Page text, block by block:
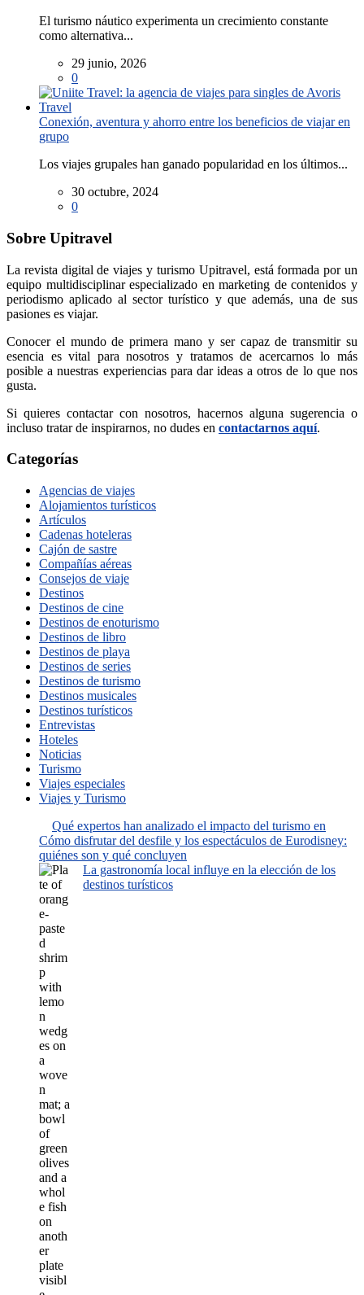
El turismo náutico experimenta un crecimiento constante
como alternativa...
29 junio, 2026
0
Conexión, aventura y ahorro entre los beneficios de viajar en
grupo
Los viajes grupales han ganado popularidad en los últimos...
30 octubre, 2024
0
Sobre Upitravel
La revista digital de viajes y turismo Upitravel, está formada por un
equipo multidisciplinar especializado en marketing de contenidos y
periodismo aplicado al sector turístico y que además, una de sus
pasiones es viajar.
Conocer el mundo de primera mano y ser capaz de transmitir su
esencia es vital para nosotros y tratamos de acercarnos lo más
posible a nuestras experiencias para dar ideas a otros de lo que nos
gusta.
Si quieres contactar con nosotros, hacernos alguna sugerencia o
incluso tratar de inspirarnos, no dudes en contactarnos aquí.
Categorías
Agencias de viajes
Alojamientos turísticos
Artículos
Cadenas hoteleras
Cajón de sastre
Compañías aéreas
Consejos de viaje
Destinos
Destinos de cine
Destinos de enoturismo
Destinos de libro
Destinos de playa
Destinos de series
Destinos de turismo
Destinos musicales
Destinos turísticos
Entrevistas
Hoteles
Noticias
Turismo
Viajes especiales
Viajes y Turismo
Qué expertos han analizado el impacto del turismo en
Cómo disfrutar del desfile y los espectáculos de Eurodisney:
quiénes son y qué concluyen
La gastronomía local influye en la elección de los
destinos turísticos